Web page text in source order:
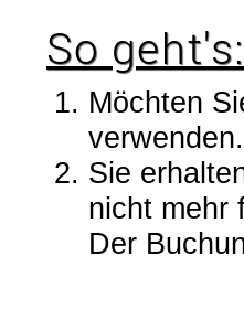
So
Möchten
verwenden.
Sie
nicht mehr
Der